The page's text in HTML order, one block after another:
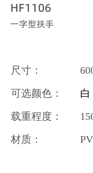
HF1106
一字型扶手
尺寸：
可选颜色： 白
载重程度：
材质：